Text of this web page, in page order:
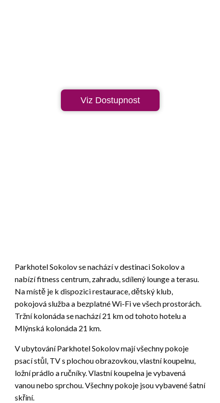
Viz Dostupnost
Parkhotel Sokolov se nachází v destinaci Sokolov a
nabízí fitness centrum, zahradu, sdílený lounge a terasu.
Na místě je k dispozici restaurace, dětský klub,
pokojová služba a bezplatné Wi-Fi ve všech prostorách.
Tržní kolonáda se nachází 21 km od tohoto hotelu a
Mlýnská kolonáda 21 km.
V ubytování Parkhotel Sokolov mají všechny pokoje
psací stůl, TV s plochou obrazovkou, vlastní koupelnu,
ložní prádlo a ručníky. Vlastní koupelna je vybavená
vanou nebo sprchou. Všechny pokoje jsou vybavené šatní
skříní.